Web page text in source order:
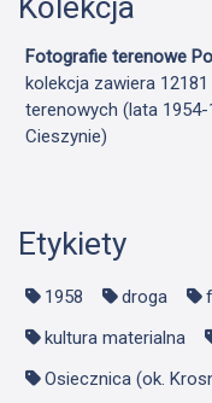
Fotografie terenowe
kolekcja zawiera
terenowych (lata 1954-
Cieszynie)
Etykiety
1958 droga
kultura materialna
Osiecznica (ok.